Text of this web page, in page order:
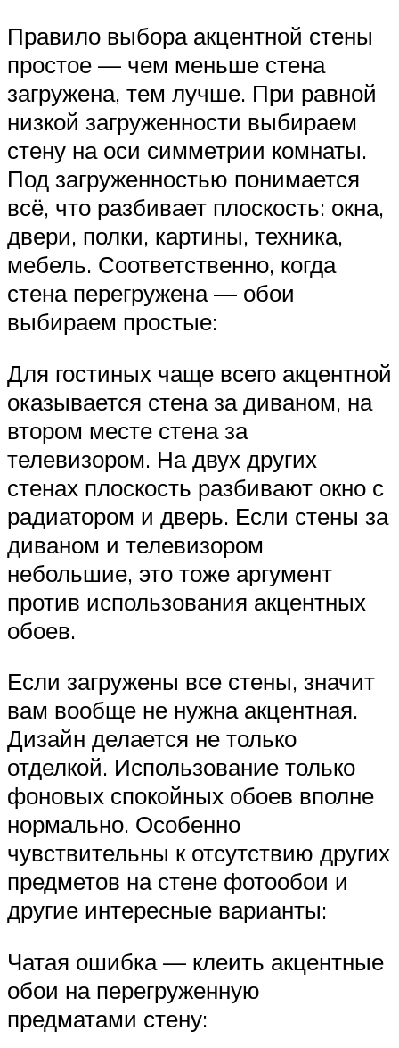
Правило выбора акцентной стены
простое — чем меньше стена
загружена, тем лучше. При равной
низкой загруженности выбираем
стену на оси симметрии комнаты.
Под загруженностью понимается
всё, что разбивает плоскость: окна,
двери, полки, картины, техника,
мебель. Соответственно, когда
стена перегружена — обои
выбираем простые:
Для гостиных чаще всего акцентной
оказывается стена за диваном, на
втором месте стена за
телевизором. На двух других
стенах плоскость разбивают окно с
радиатором и дверь. Если стены за
диваном и телевизором
небольшие, это тоже аргумент
против использования акцентных
обоев.
Если загружены все стены, значит
вам вообще не нужна акцентная.
Дизайн делается не только
отделкой. Использование только
фоновых спокойных обоев вполне
нормально. Особенно
чувствительны к отсутствию других
предметов на стене фотообои и
другие интересные варианты:
Чатая ошибка — клеить акцентные
обои на перегруженную
предматами стену: